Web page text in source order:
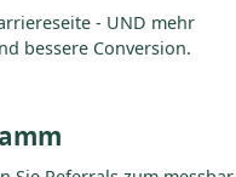
- UND mehr
bessere Conversion.